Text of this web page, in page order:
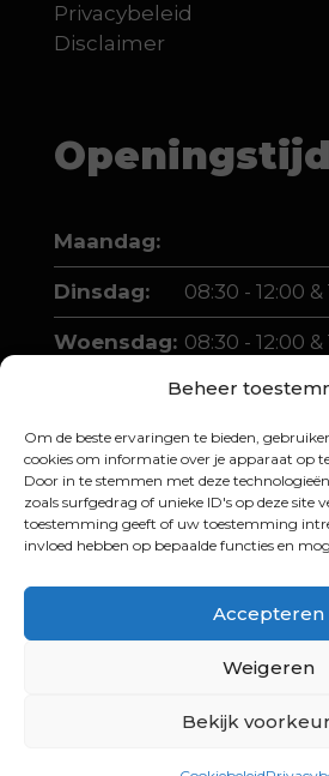
Beheer
Om de beste ervaringen te bieden,
cookies om informatie over je apparaat op
Door in te stemmen met deze
zoals surfgedrag of unieke ID's op deze site
toestemming geeft of uw toestemming
invloed hebben op bepaalde functies en
Accepteren
Weigeren
Bekijk
Privacybeleid
Disclaimer
Maandag:
Dinsdag: 08:30 - 12:00
Woensdag: 08:30 - 12:00
Donderdag:08:30 - 12:00 &
Vrijdag: 08:30 - 12:00
Zaterdag: 10:00 - 12:00
laten maken door